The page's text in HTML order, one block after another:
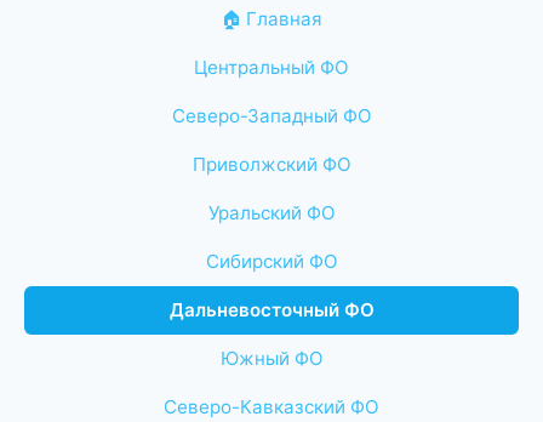
🏠 Главная
Центральный ФО
Северо-Западный ФО
Приволжский ФО
Уральский ФО
Сибирский ФО
Дальневосточный ФО
Южный ФО
Северо-Кавказский ФО